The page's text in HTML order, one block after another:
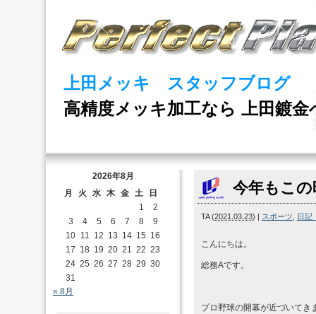
上田メッキ スタッフブログ
高精度メッキ加工なら 上田鍍金
今年もこ
TA(2021.03.23) | スポーツ 日記
こんにちは。
総務Aです。
プロ野球の開幕が近づいてき
2026年8月
月
火 水 木 金 土
日
1
2
3
4 5 6 7 8
9
10 11 12 13 14 15 16
17 18 19 20 21 22 23
24 25 26 27 28 29 30
31
« 8月